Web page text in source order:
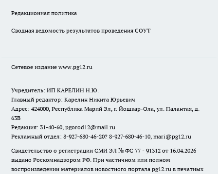
Редакционная политика
Сводная ведомость результатов проведения СОУТ
Сетевое издание www.pg12.ru
Учредитель: ИП КАРЕЛИН Н.Ю.
Главный редактор: Карелин Никита Юрьевич
Адрес: 424000, Республика Марий Эл, г. Йошкар-Ола, ул. Палантая, д.
63В
Редакция: 31-40-60, pgorod12@mail.ru
Рекламный отдел: 8-927-680-46-20? 8-927-680-46-10, mari@pg12.ru
Свидетельство о регистрации СМИ ЭЛ № ФС 77 - 91312 от 16.04.2026
выдано Роскомнадзором РФ. При частичном или полном
воспроизведении материалов новостного портала pg12.ru в печатных